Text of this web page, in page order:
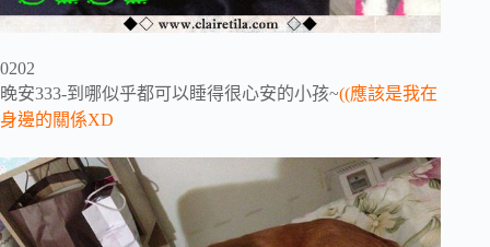
0202
晚安333-到哪似乎都可以睡得很心安的小孩~((應該是我在
身邊的關係XD